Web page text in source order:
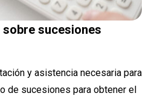
sobre sucesiones
y asistencia necesaria para
de sucesiones para obtener el